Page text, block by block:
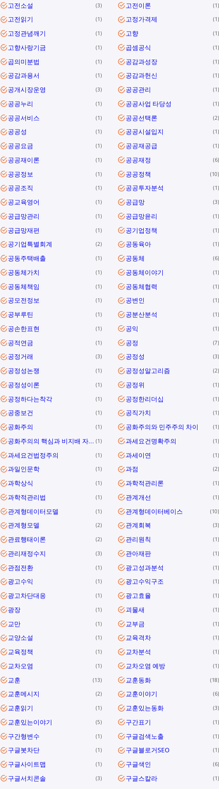
고전소설 3 고전이론 1
고전읽기 1 고정가격제 1
고정관념깨기 1 고향 1
고향사랑기금 1 곱셈공식 1
곱의미분법 1 공감과성장 1
공감과용서 1 공감과헌신 1
공개시장운영 3 공공관리 1
공공누리 1 공공사업 타당성 1
공공서비스 1 공공선택론 2
공공성 1 공공시설입지 1
공공요금 1 공공재공급 1
공공재이론 1 공공재정 6
공공정보 1 공공정책 10
공공조직 1 공공투자분석 1
공교육영어 1 공급망 3
공급망관리 1 공급망윤리 1
공급망재편 1 공기업정책 1
공기업특별회계 2 공동육아 1
공동주택배출 1 공동체 6
공동체가치 1 공동체이야기 1
공동체책임 1 공동체협력 1
공모전정보 1 공변인 1
공부루틴 1 공분산분석 1
공손한표현 1 공익 1
공적연금 1 공정 7
공정거래 3 공정성 3
공정성논쟁 1 공정성알고리즘 2
공정성이론 1 공정위 1
공정하다는착각 1 공정한리더십 1
공중보건 1 공직가치 1
공화주의 1 공화주의와 민주주의 차이 1
공화주의의 핵심과 비지배 자유를 통해 대한민국 민주공화국의 의미와 과제를 정리합니다. 1 과세요건명확주의 1
과세요건법정주의 1 과세이연 1
과일인문학 1 과점 2
과학상식 1 과학적관리론 1
과학적관리법 1 관계개선 1
관계형데이터모델 1 관계형데이터베이스 10
관계형모델 2 관계회복 3
관료행태이론 2 관리원칙 1
관리재정수지 3 관아재판 1
관점전환 1 광고성과분석 1
광고수익 1 광고수익구조 1
광고차단대응 1 광고효율 1
광장 1 괴물새 1
교만 1 교부금 1
교양소설 1 교육격차 1
교육정책 1 교차분석 1
교차오염 1 교차오염 예방 1
교훈 13 교훈동화 18
교훈메시지 2 교훈이야기 6
교훈읽기 1 교훈있는동화 3
교훈있는이야기 5 구간표기 1
구간형변수 1 구글검색노출 1
구글봇차단 1 구글블로거SEO 1
구글사이트맵 1 구글색인 6
구글서치콘솔 3 구글스칼라 1